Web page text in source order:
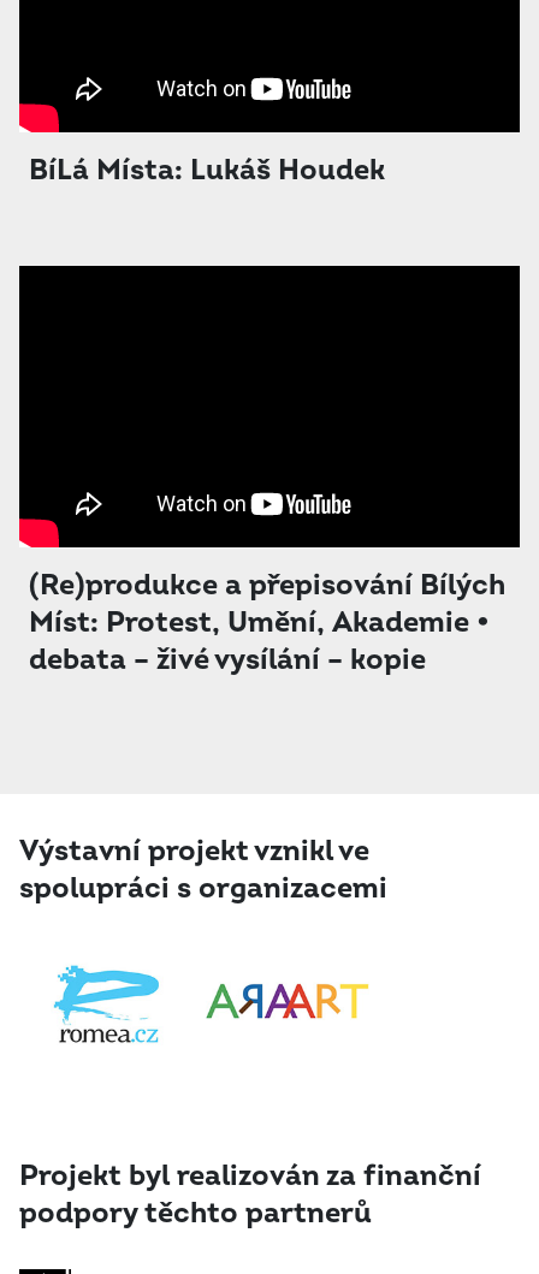
BíLá Místa: Lukáš Houdek
(Re)produkce a přepisování Bílých
Míst: Protest, Umění, Akademie •
debata – živé vysílání – kopie
Výstavní projekt vznikl ve
spolupráci s organizacemi
Projekt byl realizován za finanční
podpory těchto partnerů